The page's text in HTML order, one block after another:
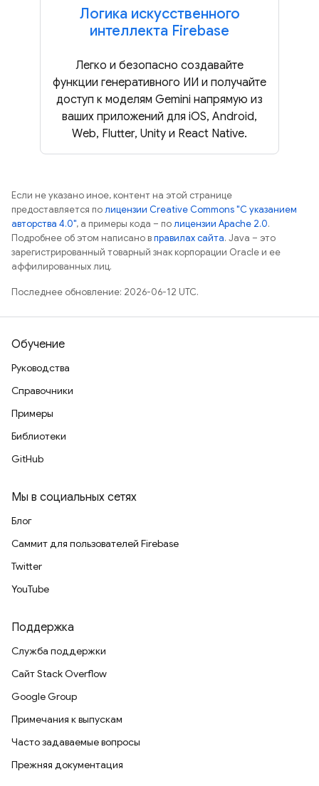
Логика искусственного
интеллекта Firebase
Легко и безопасно создавайте
функции генеративного ИИ и получайте
доступ к моделям Gemini напрямую из
ваших приложений для iOS, Android,
Web, Flutter, Unity и React Native.
Если не указано иное, контент на этой странице
предоставляется полицензии Creative Commons "С указанием
авторства 4.0", а примеры кода – полицензии Apache 2.0.
Подробнее об этом написано вправилах сайта. Java – это
зарегистрированный товарный знак корпорации Oracle и ее
аффилированных лиц.
Последнее обновление: 2026-06-12 UTC.
Обучение
Руководства
Справочники
Примеры
Библиотеки
GitHub
Мы в социальных сетях
Блог
Саммит для пользователей Firebase
Twitter
YouTube
Поддержка
Служба поддержки
Сайт Stack Overflow
Google Group
Примечания к выпускам
Часто задаваемые вопросы
Прежняя документация